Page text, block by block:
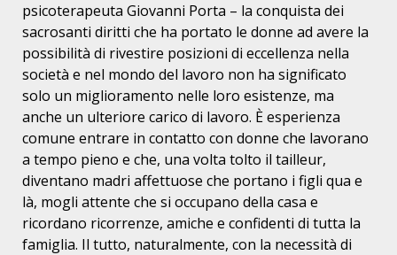
psicoterapeuta Giovanni Porta – la conquista dei
sacrosanti diritti che ha portato le donne ad avere la
possibilità di rivestire posizioni di eccellenza nella
società e nel mondo del lavoro non ha significato
solo un miglioramento nelle loro esistenze, ma
anche un ulteriore carico di lavoro. È esperienza
comune entrare in contatto con donne che lavorano
a tempo pieno e che, una volta tolto il tailleur,
diventano madri affettuose che portano i figli qua e
là, mogli attente che si occupano della casa e
ricordano ricorrenze, amiche e confidenti di tutta la
famiglia. Il tutto, naturalmente, con la necessità di